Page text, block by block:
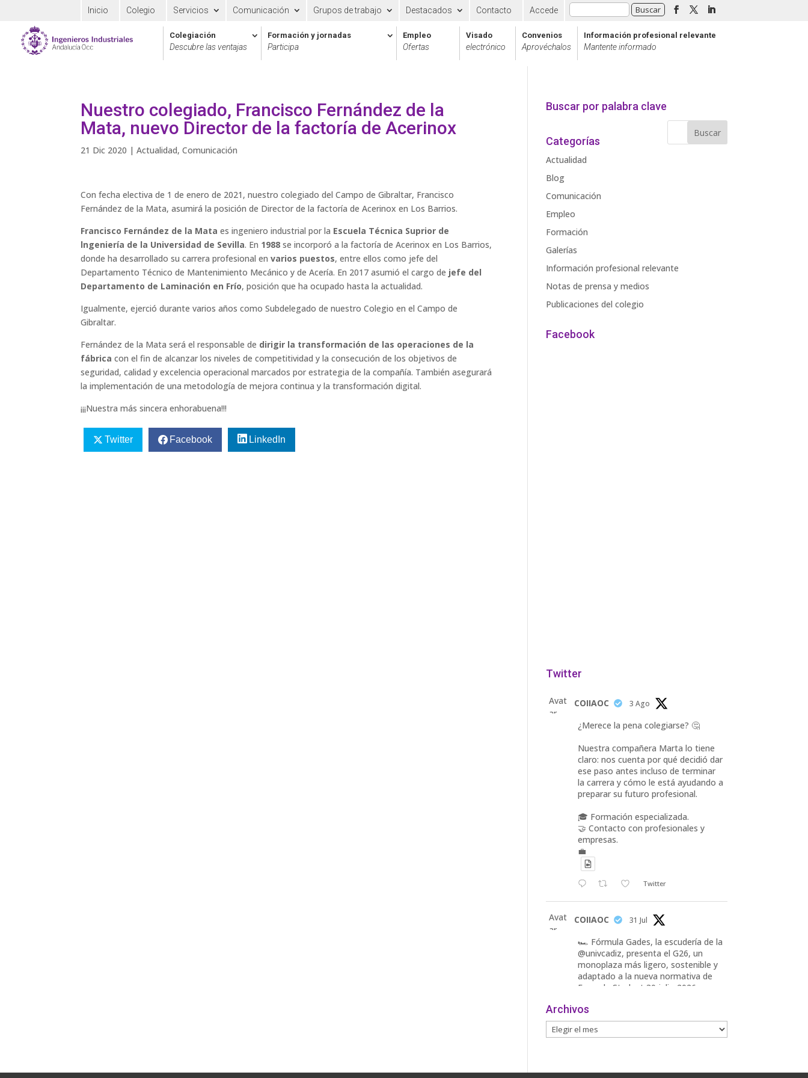
Inicio Colegio Servicios Comunicación Grupos de trabajo Destacados Contacto Accede
Colegiación
Descubre las ventajas
Formación y jornadas
Participa
Empleo
Ofertas
Visado
electrónico
Convenios
Aprovéchalos
Información profesional relevante
Mantente informado
Nuestro colegiado, Francisco Fernández de la
Mata, nuevo Director de la factoría de Acerinox
21 Dic 2020 |Actualidad,Comunicación
Con fecha electiva de 1 de enero de 2021, nuestro colegiado del Campo de Gibraltar, Francisco
Fernández de la Mata, asumirá la posición de Director de la factoría de Acerinox en Los Barrios.
Francisco Fernández de la Mata es ingeniero industrial por la Escuela Técnica Suprior de
lngeniería de la Universidad de Sevilla. En 1988 se incorporó a la factoría de Acerinox en Los Barrios,
donde ha desarrollado su carrera profesional envarios puestos, entre ellos como jefe del
Departamento Técnico de Mantenimiento Mecánico y de Acería. En 2017 asumió el cargo de jefe del
Departamento de Laminación en Frío, posición que ha ocupado hasta la actualidad.
Igualmente, ejerció durante varios años como Subdelegado de nuestro Colegio en el Campo de
Gibraltar.
Fernández de la Mata será el responsable de dirigir la transformación de las operaciones de la
fábrica con el fin de alcanzar los niveles de competitividad y la consecución de los objetivos de
seguridad, calidad y excelencia operacional marcados por estrategia de la compañía. También asegurará
la implementación de una metodología de mejora continua y la transformación digital.
¡¡¡Nuestra más sincera enhorabuena!!!
Twitter Facebook LinkedIn
Buscar por palabra clave
Categorías
Actualidad
Blog
Comunicación
Empleo
Formación
Galerías
Información profesional relevante
Notas de prensa y medios
Publicaciones del colegio
Facebook
Twitter
Avat
ar
COIIAOC 3 Ago
¿Merece la pena colegiarse? 🤔
Nuestra compañera Marta lo tiene
claro: nos cuenta por qué decidió dar
ese paso antes incluso de terminar
la carrera y cómo le está ayudando a
preparar su futuro profesional.
🎓 Formación especializada.
🤝 Contacto con profesionales y
empresas.
💼
Twitter
Avat
ar
COIIAOC 31 Jul
🏎️ Fórmula Gades, la escudería de la
@univcadiz, presenta el G26, un
monoplaza más ligero, sostenible y
adaptado a la nueva normativa de
Formula Student 30 julio 2026.
En la presentación, que tuvo lugar
este miércoles, estuvieron presentes
María Luisa Bea, Presidenta
Archivos